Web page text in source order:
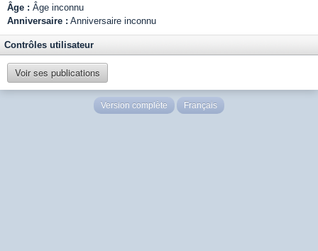
Âge : Âge inconnu
Anniversaire : Anniversaire inconnu
Contrôles utilisateur
Voir ses publications
Version complète Français